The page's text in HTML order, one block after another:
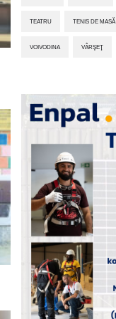
TEATRU TENIS DE MASĂ
VOIVODINA VÂRŞEŢ